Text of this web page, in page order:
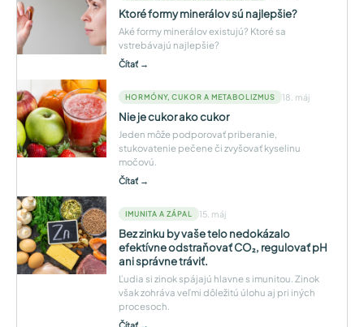
Ktoré formy minerálov sú najlepšie?
Aké formy minerálov existujú? Ktoré sa
vstrebávajú najlepšie?
Čítať →
HORMÓNY, CUKOR A METABOLIZMUS 18. máj
Nie je cukor ako cukor
Jeden môže podporovať priberanie,
stukovatenie pečene či zvyšovať kyselinu
močovú.
Čítať →
IMUNITA A ZÁPAL 15. máj
Bez zinku by vaše telo nedokázalo
efektívne odstraňovať CO₂, regulovať pH
ani správne tráviť.
Ľudia si zinok spájajú hlavne s imunitou. Zinok
však zohráva veľmi dôležitú úlohu aj pri iných
procesoch.